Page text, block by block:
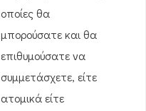
οποίες θα
μπορούσατε και θα
επιθυμούσατε να
συμμετάσχετε, είτε
ατομικά είτε